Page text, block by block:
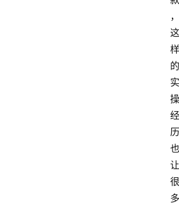
，
这
样
的
实
操
经
历
也
让
很
多